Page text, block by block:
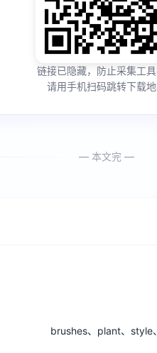
链接已隐藏，防止采集工
请用手机扫码跳转下载
— 本文完 —